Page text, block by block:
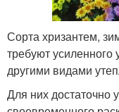
Сорта хризантем,
требуют
другими видами
Для них достаточно